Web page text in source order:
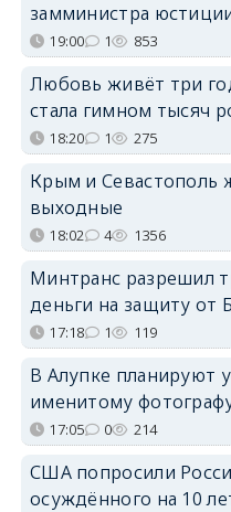
замминистра
19:00 1 853
Любовь живёт три
стала гимном тысяч
18:20 1 275
Крым и Севастополь
выходные
18:02 4 1356
Минтранс разрешил
деньги на защиту от
17:18 1 119
В Алупке планируют
именитому
17:05 0 214
США попросили
осуждённого на 10